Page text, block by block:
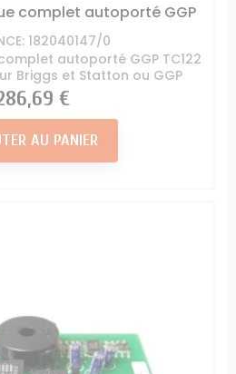
complet autoporté GGP
182040147/0
autoporté GGP TC122
Briggs et Statton ou GGP
€
AU PANIER